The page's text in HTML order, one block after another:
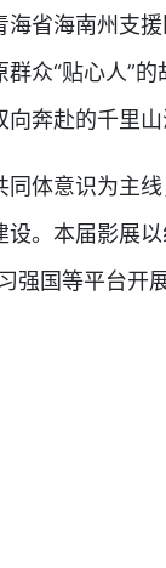
省海南州支
众“贴心人”
奔赴的千里山
体意识为主线
。本届影展
强国等平台开